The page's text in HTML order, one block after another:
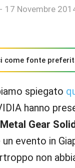
- 17 Novembre
come fonte
spiegato
hanno
Gear
evento in
non